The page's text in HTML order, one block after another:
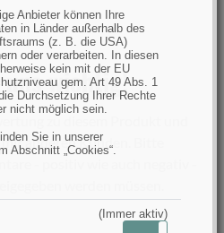
Anbieter können Ihre
in Länder außerhalb des
(z. B. die USA)
oder verarbeiten. In diesen
kein mit der EU
gem. Art 49 Abs. 1
Durchsetzung Ihrer Rechte
nicht möglich sein.
Sie in unserer
Abschnitt „Cookies“.
(Immer aktiv)
uns wichtig!
zu diesem Produkt und
anderen Kunden. Bitte
werden müssen.